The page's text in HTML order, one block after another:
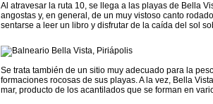
Al atravesar la ruta 10, se llega a las playas de Bella
angostas y, en general, de un muy vistoso canto
sentarse a leer un libro y disfrutar de la caída del sol
Se trata también de un sitio muy adecuado para la
formaciones rocosas de sus playas. A la vez, Bella
mar, producto de los acantilados que se forman en